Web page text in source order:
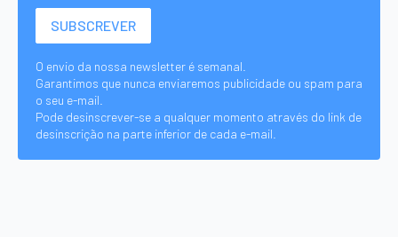
O envio da nossa newsletter é semanal.
Garantimos que nunca enviaremos publicidade ou spam para
o seu e-mail.
Pode desinscrever-se a qualquer momento através do link de
desinscrição na parte inferior de cada e-mail.